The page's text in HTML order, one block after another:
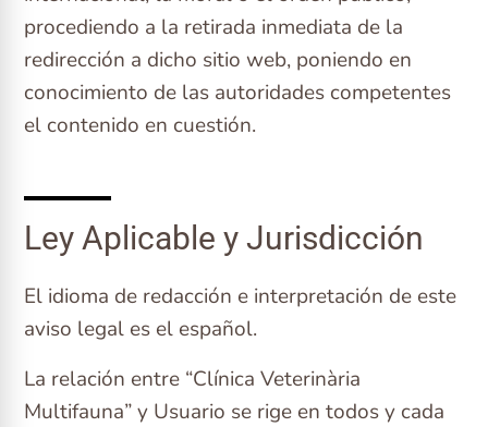
procediendo a la retirada inmediata de la
redirección a dicho sitio web, poniendo en
conocimiento de las autoridades competentes
el contenido en cuestión.
Ley Aplicable y Jurisdicción
El idioma de redacción e interpretación de este
aviso legal es el español.
La relación entre “Clínica Veterinària
Multifauna” y Usuario se rige en todos y cada